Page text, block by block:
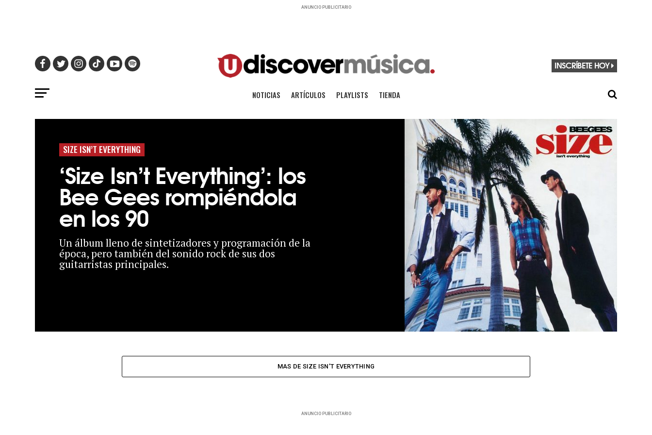
ANUNCIO PUBLICITARIO
INSCRÍBETE HOY
NOTICIAS ARTÍCULOS PLAYLISTS TIENDA
SIZE ISN’T EVERYTHING
‘Size Isn’t Everything’: los
Bee Gees rompiéndola
en los 90
Un álbum lleno de sintetizadores y programación de la
época, pero también del sonido rock de sus dos
guitarristas principales.
MAS DE SIZE ISN’T EVERYTHING
ANUNCIO PUBLICITARIO